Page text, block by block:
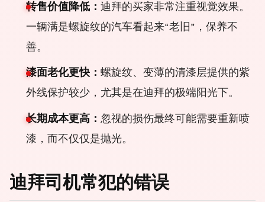
转售价值降低： 迪拜的买家非常注重视觉效果。
一辆满是螺旋纹的汽车看起来“老旧”，保养不
善。
漆面老化更快： 螺旋纹、变薄的清漆层提供的紫
外线保护较少，尤其是在迪拜的极端阳光下。
长期成本更高： 忽视的损伤最终可能需要重新喷
漆，而不仅仅是抛光。
迪拜司机常犯的错误